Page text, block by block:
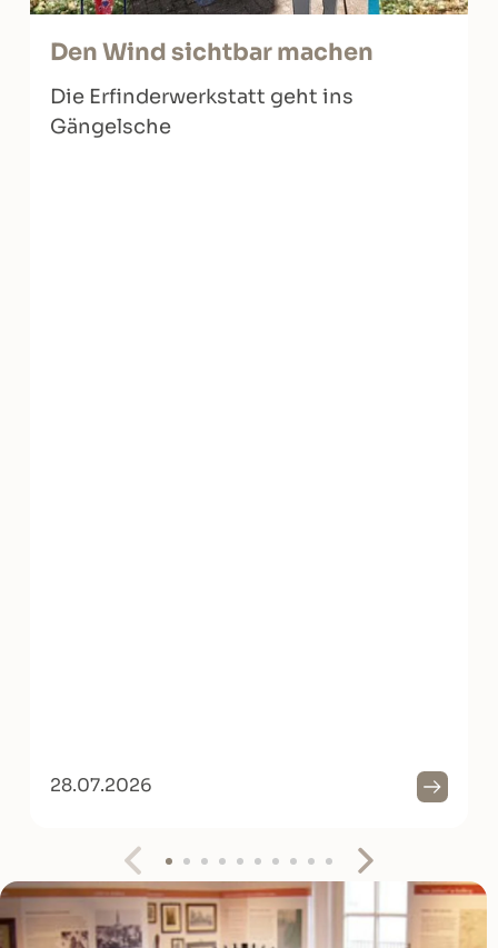
Den Wind sichtbar machen
Die Erfinderwerkstatt geht ins
Gängelsche
28.07.2026